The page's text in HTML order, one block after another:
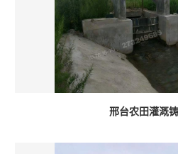
邢台农田灌溉铸